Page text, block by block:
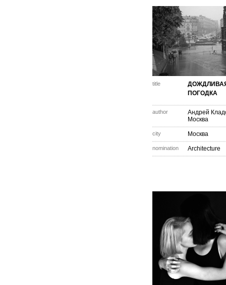
title
ПОГОДКА
author
Андрей
Москва
city Москва
nomination Architecture